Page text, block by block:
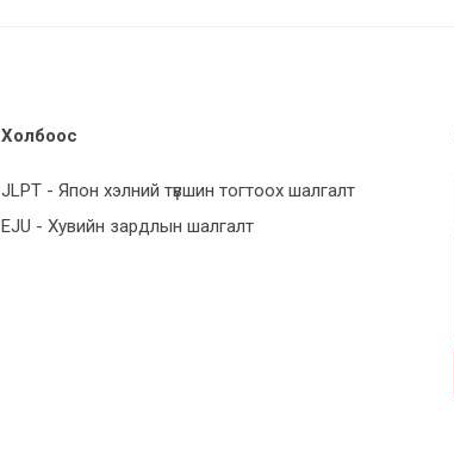
Холбоос
JLPT - Япон хэлний түвшин тогтоох шалгалт
EJU - Хувийн зардлын шалгалт